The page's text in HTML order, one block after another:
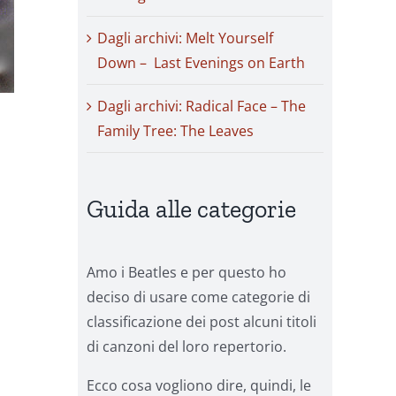
Dagli archivi: Melt Yourself
Down – Last Evenings on Earth
Dagli archivi: Radical Face – The
Family Tree: The Leaves
Guida alle categorie
Amo i Beatles e per questo ho
deciso di usare come categorie di
classificazione dei post alcuni titoli
di canzoni del loro repertorio.
Ecco cosa vogliono dire, quindi, le